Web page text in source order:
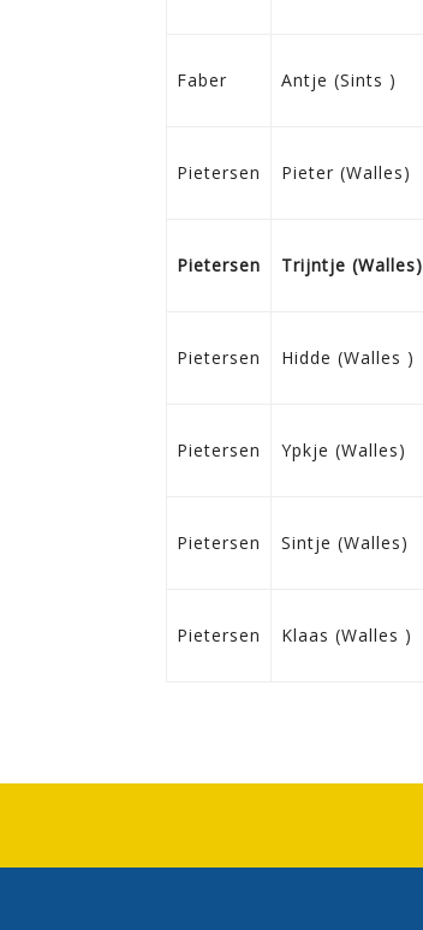
Faber Antje (Sints )
Pietersen Pieter (Walles)
Pietersen Trijntje (Walles)
Pietersen Hidde (Walles )
Pietersen Ypkje (Walles)
Pietersen Sintje (Walles)
Pietersen Klaas (Walles )